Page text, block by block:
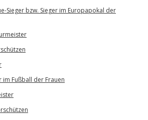
Sieger bzw. Sieger im Europapokal der
Fußball der Frauen